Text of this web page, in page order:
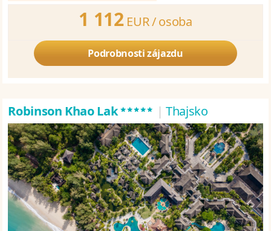
1 112 EUR /osoba
Podrobnosti zájazdu
Robinson Khao Lak***** | Thajsko